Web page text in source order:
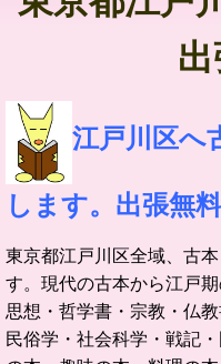
江戸川区へ
します。出張無料
東京都江戸川区全域、古
す。現代の古本から江戸
思想・哲学書・宗教・仏
民俗学・社会科学・戦記